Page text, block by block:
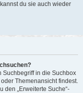
du sie auch wieder
Suchbegriff in die Suchbox
Themenansicht findest.
den „Erweiterte Suche“-